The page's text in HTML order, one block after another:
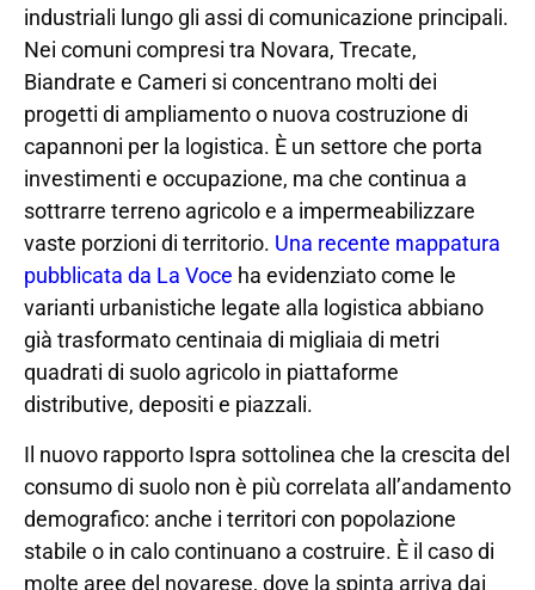
industriali lungo gli assi di comunicazione principali.
Nei comuni compresi tra Novara, Trecate,
Biandrate e Cameri si concentrano molti dei
progetti di ampliamento o nuova costruzione di
capannoni per la logistica. È un settore che porta
investimenti e occupazione, ma che continua a
sottrarre terreno agricolo e a impermeabilizzare
vaste porzioni di territorio. Una recente mappatura
pubblicata da La Voce ha evidenziato come le
varianti urbanistiche legate alla logistica abbiano
già trasformato centinaia di migliaia di metri
quadrati di suolo agricolo in piattaforme
distributive, depositi e piazzali.
Il nuovo rapporto Ispra sottolinea che la crescita del
consumo di suolo non è più correlata all’andamento
demografico: anche i territori con popolazione
stabile o in calo continuano a costruire. È il caso di
molte aree del novarese, dove la spinta arriva dai